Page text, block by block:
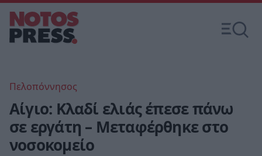
Πελοπόννησος
Αίγιο: Κλαδί ελιάς έπεσε πάνω
σε εργάτη – Μεταφέρθηκε στο
νοσοκομείο